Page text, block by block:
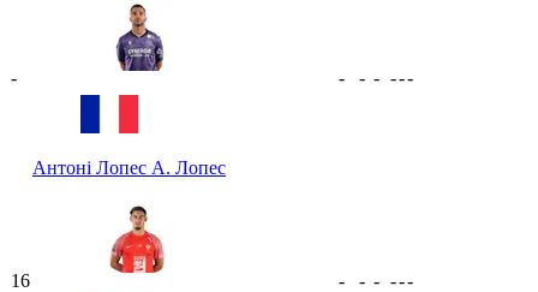
-
Антоні Лопес А. Лопес
- - - ---
16 - - - ---